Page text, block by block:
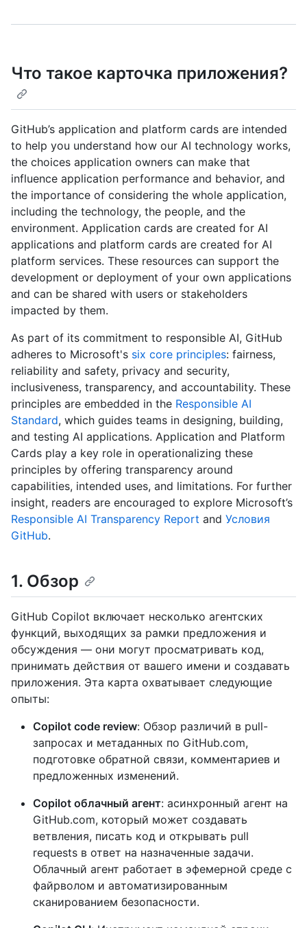
Что такое карточка приложения?
GitHub’s application and platform cards are intended
to help you understand how our AI technology works,
the choices application owners can make that
influence application performance and behavior, and
the importance of considering the whole application,
including the technology, the people, and the
environment. Application cards are created for AI
applications and platform cards are created for AI
platform services. These resources can support the
development or deployment of your own applications
and can be shared with users or stakeholders
impacted by them.
As part of its commitment to responsible AI, GitHub
adheres to Microsoft's six core principles: fairness,
reliability and safety, privacy and security,
inclusiveness, transparency, and accountability. These
principles are embedded in the Responsible AI
Standard, which guides teams in designing, building,
and testing AI applications. Application and Platform
Cards play a key role in operationalizing these
principles by offering transparency around
capabilities, intended uses, and limitations. For further
insight, readers are encouraged to explore Microsoft’s
Responsible AI Transparency Report and Условия
GitHub.
1. Обзор
GitHub Copilot включает несколько агентских
функций, выходящих за рамки предложения и
обсуждения — они могут просматривать код,
принимать действия от вашего имени и создавать
приложения. Эта карта охватывает следующие
опыты:
Copilot code review: Обзор различий в pull-
запросах и метаданных по GitHub.com,
подготовке обратной связи, комментариев и
предложенных изменений.
Copilot облачный агент: асинхронный агент на
GitHub.com, который может создавать
ветвления, писать код и открывать pull
requests в ответ на назначенные задачи.
Облачный агент работает в эфемерной среде с
файрволом и автоматизированным
сканированием безопасности.